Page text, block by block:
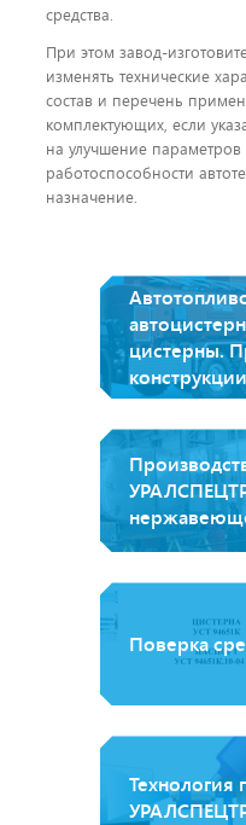
средства.
При этом завод-
изменять технические
состав и перечень
комплектующих, если
на улучшение параметров
работоспособности
назначение.
цистерны.
Поверка
Технология